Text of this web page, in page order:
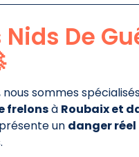
De
nous sommes
frelonsà Roubaix et
un danger réel